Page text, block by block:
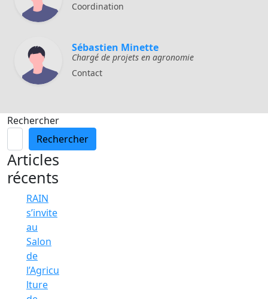
Coordination
Sébastien Minette
Chargé de projets en agronomie
Contact
Rechercher
Rechercher
Articles
récents
RAIN
s’invite
au
Salon
de
l’Agricu
lture